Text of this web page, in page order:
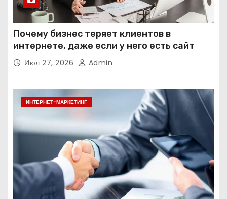
Почему бизнес теряет клиентов в
интернете, даже если у него есть сайт
Июл 27, 2026 Admin
ИНТЕРНЕТ-МАРКЕТИНГ